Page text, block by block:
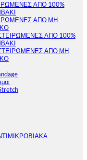
ΑΠΟ 100%
ΑΠΟ ΜΗ
ΑΠΟ 100%
ΑΠΟ ΜΗ